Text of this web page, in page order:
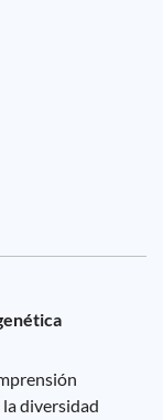
diversidad